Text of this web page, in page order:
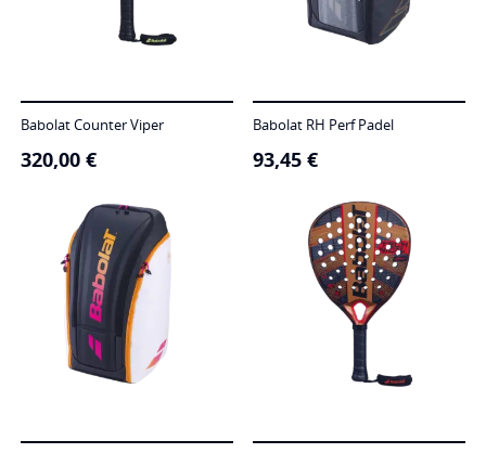
Babolat Counter Viper
320,00 €
Babolat RH Perf Padel
93,45 €